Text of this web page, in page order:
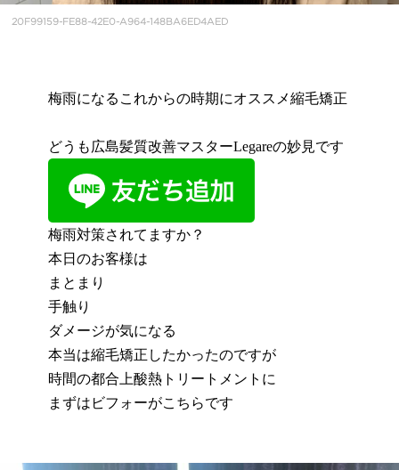
20F99159-FE88-42E0-A964-148BA6ED4AED
梅雨になるこれからの時期にオススメ縮毛矯正
どうも広島髪質改善マスターLegareの妙見です
梅雨対策されてますか？
本日のお客様は
まとまり
手触り
ダメージが気になる
本当は縮毛矯正したかったのですが
時間の都合上酸熱トリートメントに
まずはビフォーがこちらです